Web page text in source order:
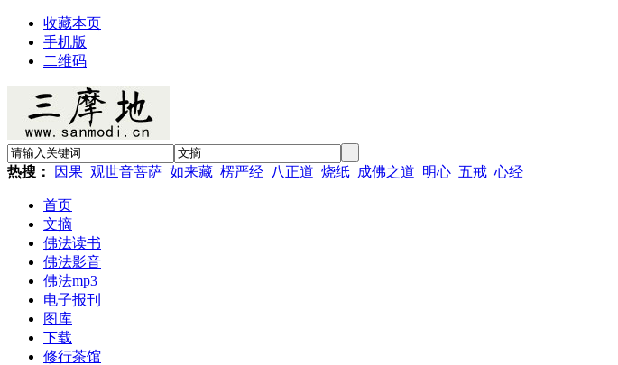
收藏本页
手机版
二维码
热搜： 因果 观世音菩萨 如来藏 楞严经 八正道 烧纸 成佛之道 明心 五戒 心经
首页
文摘
佛法读书
佛法影音
佛法mp3
电子报刊
图库
下载
修行茶馆